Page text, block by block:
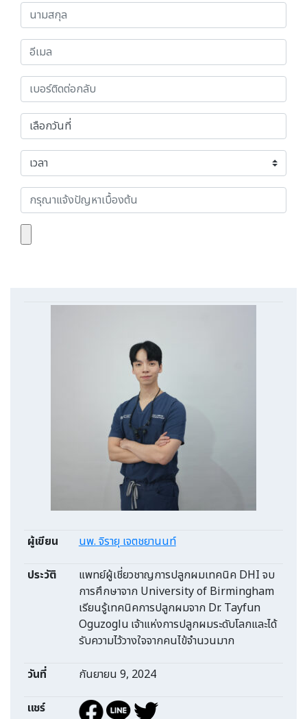
ผู้เขียน นพ. จิรายุ เจตชยานนท์
ประวัติ
แพทย์ผู้เชี่ยวชาญการปลูกผมเทคนิค DHI จบ
การศึกษาจาก University of Birmingham
เรียนรู้เทคนิคการปลูกผมจาก Dr. Tayfun
Oguzoglu เจ้าแห่งการปลูกผมระดับโลกและได้
รับความไว้วางใจจากคนไข้จำนวนมาก
วันที่ กันยายน 9, 2024
แชร์